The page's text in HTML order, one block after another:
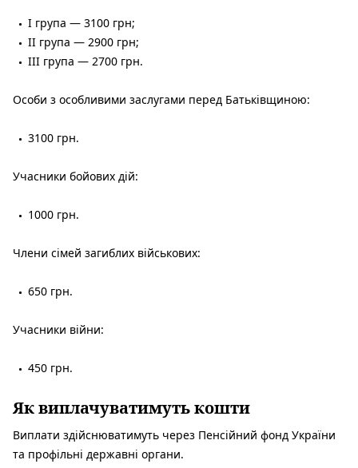
I група — 3100 грн;
II група — 2900 грн;
III група — 2700 грн.
Особи з особливими заслугами перед Батьківщиною:
3100 грн.
Учасники бойових дій:
1000 грн.
Члени сімей загиблих військових:
650 грн.
Учасники війни:
450 грн.
Як виплачуватимуть кошти
Виплати здійснюватимуть через Пенсійний фонд України
та профільні державні органи.